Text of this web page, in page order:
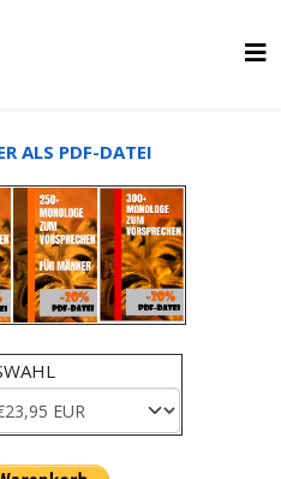
ALS PDF-DATEI